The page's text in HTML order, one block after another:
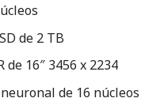
de 2 TB
16″ 3456 x 2234
de 16 núcleos